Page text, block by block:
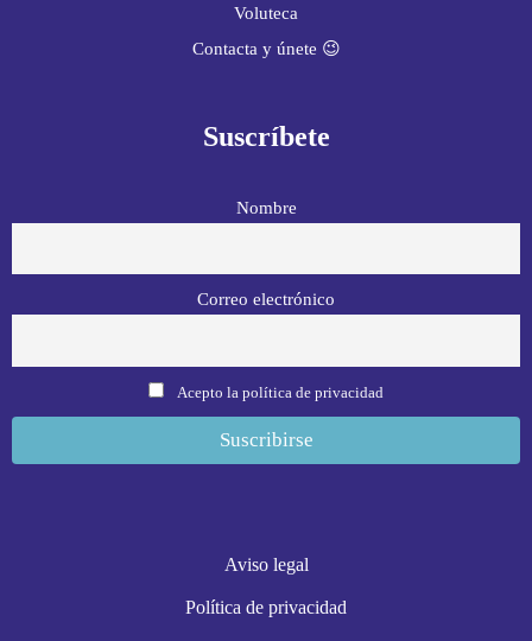
Voluteca
Contacta y únete 😉
Suscríbete
Nombre
Correo electrónico
Acepto la política de privacidad
Aviso legal
Política de privacidad